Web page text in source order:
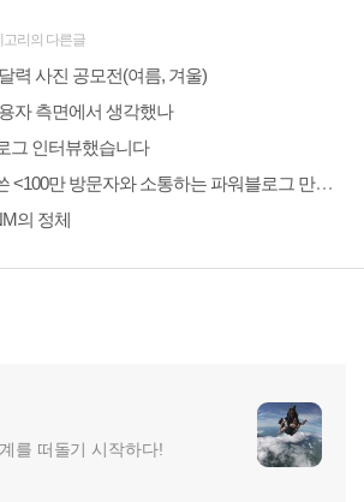
고리의 다른글
력 사진 공모전(여름, 겨울)
자 측면에서 생각했나
그 인터뷰했습니다
방문자와 소통하는 파워블로그 만들기>가 나왔습니다
의 정체
를 떠돌기 시작하다!